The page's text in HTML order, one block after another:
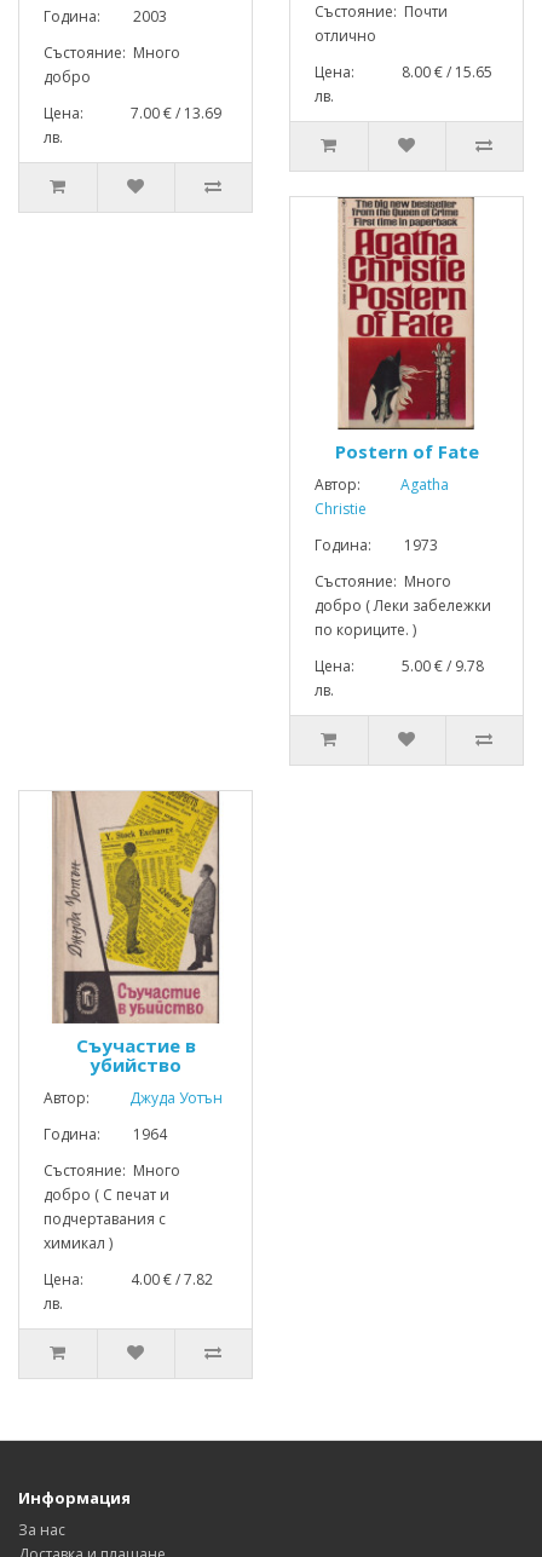
Година: 2003
Състояние: Много
добро
Цена: 7.00 € / 13.69
лв.
Състояние: Почти
отлично
Цена: 8.00 € / 15.65
лв.
Postern of Fate
Автор:
Agatha
Christie
Година: 1973
Състояние: Много
добро ( Леки забележки
по кориците. )
Цена: 5.00 € / 9.78
лв.
Съучастие в
убийство
Автор:
Джуда Уотън
Година: 1964
Състояние: Много
добро ( С печат и
подчертавания с
химикал )
Цена: 4.00 € / 7.82
лв.
Информация
За нас